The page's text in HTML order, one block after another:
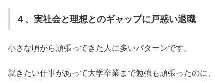
４、実社会と理想とのギャップに戸惑い退職
小さな頃から頑張ってきた人に多いパターンです。
就きたい仕事があって大学卒業まで勉強も頑張ったのに、